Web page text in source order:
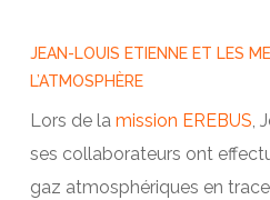
JEAN-LOUIS ETIENNE ET LES
L’ATMOSPHÈRE
Lors de la mission EREBUS,
ses collaborateurs ont
gaz atmosphériques en